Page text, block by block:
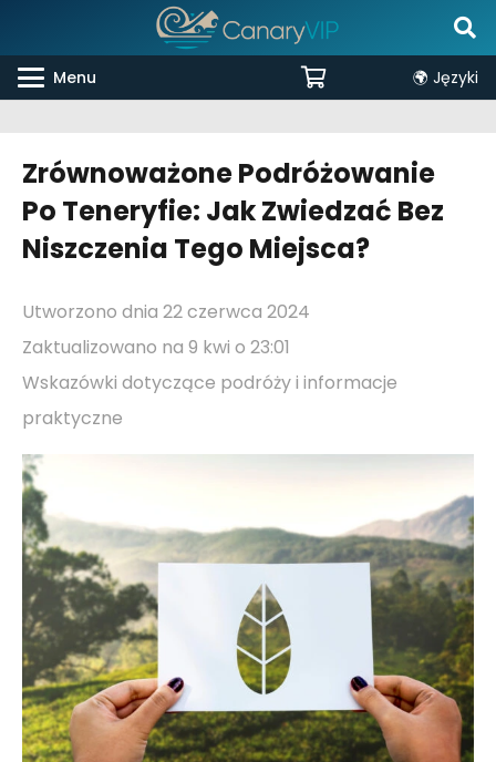
Menu 🌍 Języki
Zrównoważone Podróżowanie
Po Teneryfie: Jak Zwiedzać Bez
Niszczenia Tego Miejsca?
Utworzono dnia 22 czerwca 2024
Zaktualizowano na 9 kwi o 23:01
Wskazówki dotyczące podróży i informacje
praktyczne